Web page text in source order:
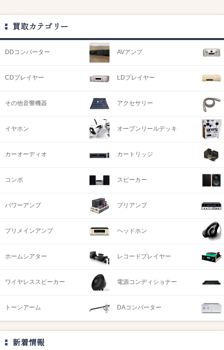
買取カテゴリー
DDコンバーター AVアンプ
CDプレイヤー LDプレイヤー
その他音響機器 アクセサリー
イヤホン オープンリールデッキ
カーオーディオ カートリッジ
コンポ スピーカー
パワーアンプ プリアンプ
プリメインアンプ ヘッドホン
ホームシアター レコードプレイヤー
ワイヤレススピーカー 電源コンディショナー
トーンアーム DAコンバーター
新着情報